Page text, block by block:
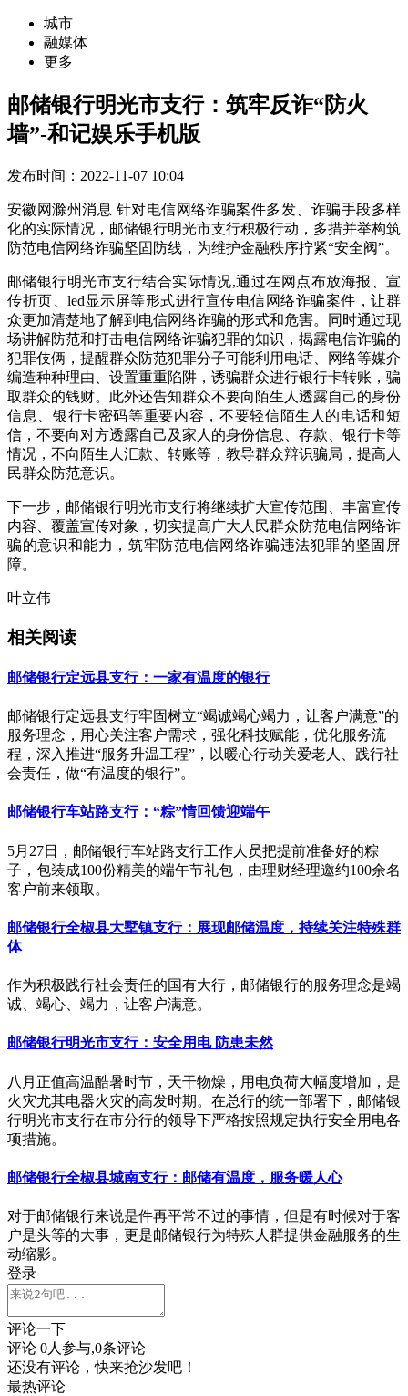
城市
融媒体
更多
邮储银行明光市支行：筑牢反诈“防火
墙”-和记娱乐手机版
发布时间：2022-11-07 10:04
安徽网滁州消息 针对电信网络诈骗案件多发、诈骗手段多样
化的实际情况，邮储银行明光市支行积极行动，多措并举构筑
防范电信网络诈骗坚固防线，为维护金融秩序拧紧“安全阀”。
邮储银行明光市支行结合实际情况,通过在网点布放海报、宣
传折页、led显示屏等形式进行宣传电信网络诈骗案件，让群
众更加清楚地了解到电信网络诈骗的形式和危害。同时通过现
场讲解防范和打击电信网络诈骗犯罪的知识，揭露电信诈骗的
犯罪伎俩，提醒群众防范犯罪分子可能利用电话、网络等媒介
编造种种理由、设置重重陷阱，诱骗群众进行银行卡转账，骗
取群众的钱财。此外还告知群众不要向陌生人透露自己的身份
信息、银行卡密码等重要内容，不要轻信陌生人的电话和短
信，不要向对方透露自己及家人的身份信息、存款、银行卡等
情况，不向陌生人汇款、转账等，教导群众辩识骗局，提高人
民群众防范意识。
下一步，邮储银行明光市支行将继续扩大宣传范围、丰富宣传
内容、覆盖宣传对象，切实提高广大人民群众防范电信网络诈
骗的意识和能力，筑牢防范电信网络诈骗违法犯罪的坚固屏
障。
叶立伟
相关阅读
邮储银行定远县支行：一家有温度的银行
邮储银行定远县支行牢固树立“竭诚竭心竭力，让客户满意”的
服务理念，用心关注客户需求，强化科技赋能，优化服务流
程，深入推进“服务升温工程”，以暖心行动关爱老人、践行社
会责任，做“有温度的银行”。
邮储银行车站路支行：“粽”情回馈迎端午
​5月27日，邮储银行车站路支行工作人员把提前准备好的粽
子，包装成100份精美的端午节礼包，由理财经理邀约100余名
客户前来领取。
邮储银行全椒县大墅镇支行：展现邮储温度，持续关注特殊群
体
作为积极践行社会责任的国有大行，邮储银行的服务理念是竭
诚、竭心、竭力，让客户满意。
邮储银行明光市支行：安全用电 防患未然
八月正值高温酷暑时节，天干物燥，用电负荷大幅度增加，是
火灾尤其电器火灾的高发时期。在总行的统一部署下，邮储银
行明光市支行在市分行的领导下严格按照规定执行安全用电各
项措施。
邮储银行全椒县城南支行：邮储有温度，服务暖人心
对于邮储银行来说是件再平常不过的事情，但是有时候对于客
户是头等的大事，更是邮储银行为特殊人群提供金融服务的生
动缩影。
登录
评论一下
评论 0人参与,0条评论
还没有评论，快来抢沙发吧！
最热评论